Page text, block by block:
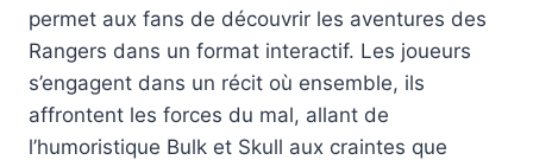
permet aux fans de découvrir les aventures des
Rangers dans un format interactif. Les joueurs
s’engagent dans un récit où ensemble, ils
affrontent les forces du mal, allant de
l’humoristique Bulk et Skull aux craintes que